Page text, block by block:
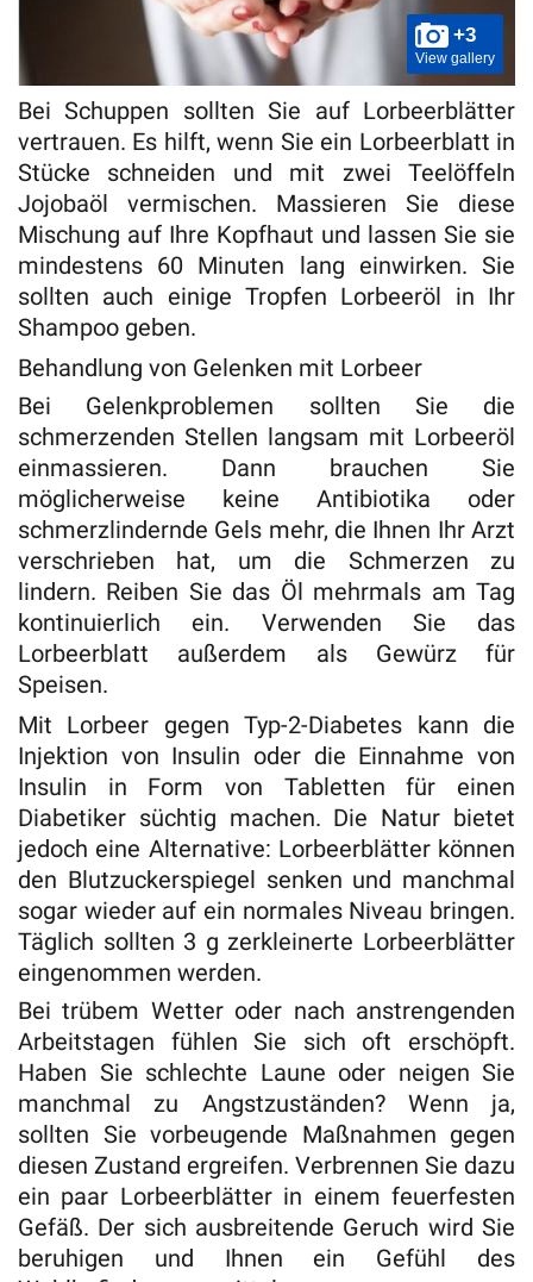
+3
View gallery
Bei Schuppen sollten Sie auf Lorbeerblätter
vertrauen. Es hilft, wenn Sie ein Lorbeerblatt in
Stücke schneiden und mit zwei Teelöffeln
Jojobaöl vermischen. Massieren Sie diese
Mischung auf Ihre Kopfhaut und lassen Sie sie
mindestens 60 Minuten lang einwirken. Sie
sollten auch einige Tropfen Lorbeeröl in Ihr
Shampoo geben.
Behandlung von Gelenken mit Lorbeer
Bei Gelenkproblemen sollten Sie die
schmerzenden Stellen langsam mit Lorbeeröl
einmassieren. Dann brauchen Sie
möglicherweise keine Antibiotika oder
schmerzlindernde Gels mehr, die Ihnen Ihr Arzt
verschrieben hat, um die Schmerzen zu
lindern. Reiben Sie das Öl mehrmals am Tag
kontinuierlich ein. Verwenden Sie das
Lorbeerblatt außerdem als Gewürz für
Speisen.
Mit Lorbeer gegen Typ-2-Diabetes kann die
Injektion von Insulin oder die Einnahme von
Insulin in Form von Tabletten für einen
Diabetiker süchtig machen. Die Natur bietet
jedoch eine Alternative: Lorbeerblätter können
den Blutzuckerspiegel senken und manchmal
sogar wieder auf ein normales Niveau bringen.
Täglich sollten 3 g zerkleinerte Lorbeerblätter
eingenommen werden.
Bei trübem Wetter oder nach anstrengenden
Arbeitstagen fühlen Sie sich oft erschöpft.
Haben Sie schlechte Laune oder neigen Sie
manchmal zu Angstzuständen? Wenn ja,
sollten Sie vorbeugende Maßnahmen gegen
diesen Zustand ergreifen. Verbrennen Sie dazu
ein paar Lorbeerblätter in einem feuerfesten
Gefäß. Der sich ausbreitende Geruch wird Sie
beruhigen und Ihnen ein Gefühl des